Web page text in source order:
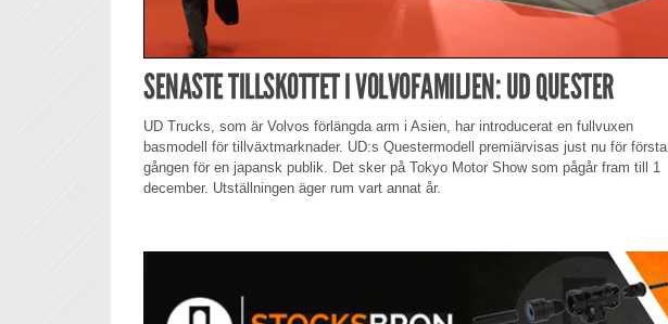
SENASTE TILLSKOTTET I VOLVOFAMILJEN: UD QUESTER
UD Trucks, som är Volvos förlängda arm i Asien, har introducerat en fullvuxen
basmodell för tillväxtmarknader. UD:s Questermodell premiärvisas just nu för första
gången för en japansk publik. Det sker på Tokyo Motor Show som pågår fram till 1
december. Utställningen äger rum vart annat år.